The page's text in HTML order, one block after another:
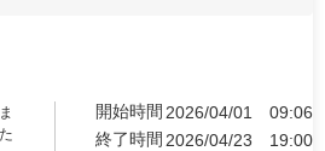
開始時間 2026/04/01
09:06
終了時間 2026/04/23
19:00